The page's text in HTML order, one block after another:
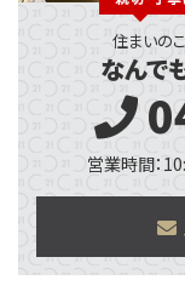
住まいの
なんで
営業時間：